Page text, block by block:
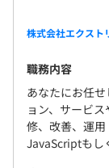
株式会社エクスト
職務内容
あなたにお任
ョン、サービ
修、改善、運用
JavaScriptもし